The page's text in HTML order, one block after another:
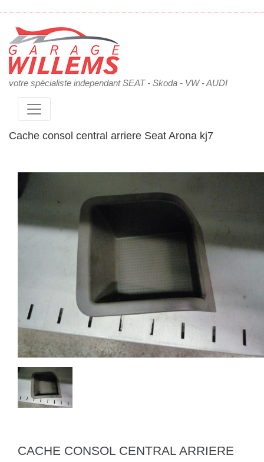
votre spécialiste independant SEAT - Skoda - VW - AUDI
Cache consol central arriere Seat Arona kj7
CACHE CONSOL CENTRAL ARRIERE